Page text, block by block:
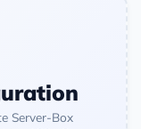
Server-Box